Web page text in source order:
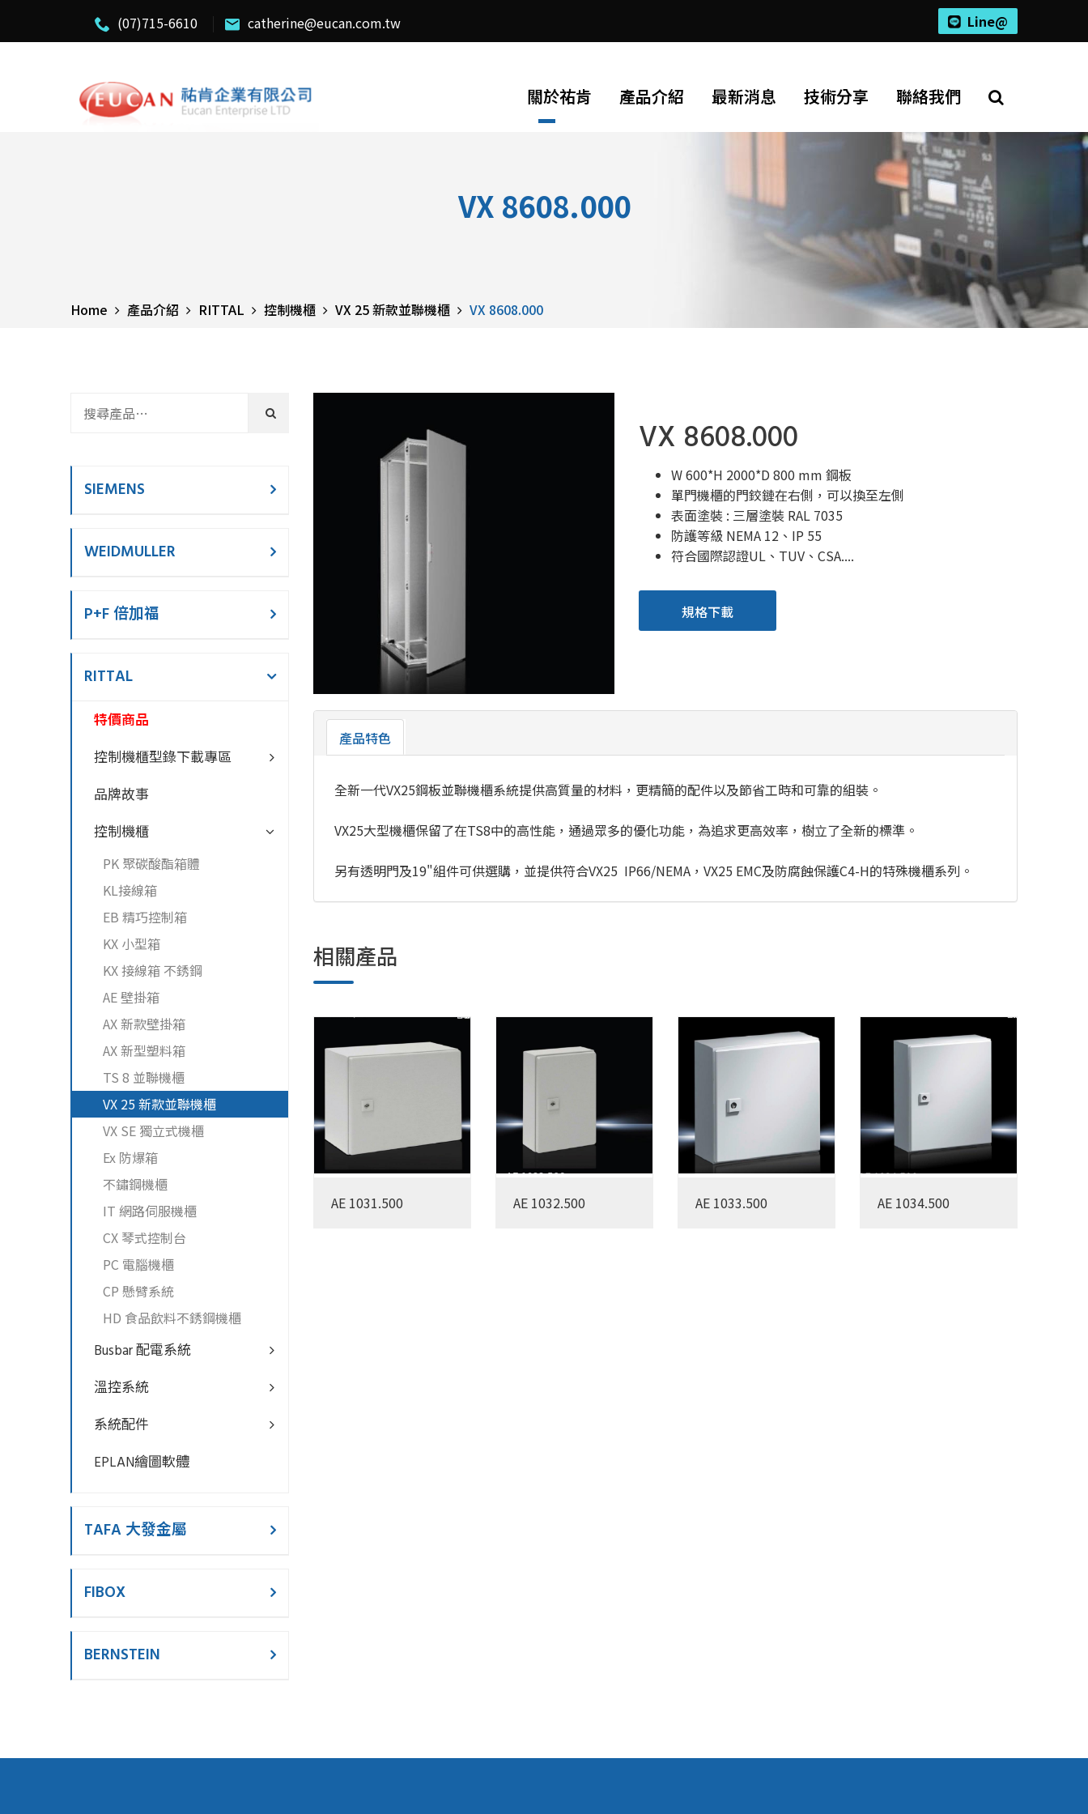
(07)715-6610 catherine@eucan.com.tw Line@
關於祐肯 產品介紹 最新消息 技術分享 聯絡我們
VX 8608.000
Home 產品介紹 RITTAL 控制機櫃 VX 25 新款並聯機櫃 VX 8608.000
VX 8608.000
W 600*H 2000*D 800 mm 鋼板
單門機櫃的門鉸鏈在右側，可以換至左側
表面塗裝 : 三層塗裝 RAL 7035
防護等級 NEMA 12、IP 55
符合國際認證UL、TUV、CSA....
規格下載
產品特色
全新一代VX25鋼板並聯機櫃系統提供高質量的材料，更精簡的配件以及節省工時和可靠的組裝。
VX25大型機櫃保留了在TS8中的高性能，通過眾多的優化功能，為追求更高效率，樹立了全新的標準。
另有透明門及19"組件可供選購，並提供符合VX25 IP66/NEMA，VX25 EMC及防腐蝕保護C4-H的特殊機櫃系列。
相關產品
AE 1031.500 AE 1032.500 AE 1033.500 AE 1034.500
SIEMENS
WEIDMULLER
P+F 倍加福
RITTAL
特價商品
控制機櫃型錄下載專區
品牌故事
控制機櫃
PK 聚碳酸酯箱體
KL接線箱
EB 精巧控制箱
KX 小型箱
KX 接線箱 不銹鋼
AE 壁掛箱
AX 新款壁掛箱
AX 新型塑料箱
TS 8 並聯機櫃
VX 25 新款並聯機櫃
VX SE 獨立式機櫃
Ex 防爆箱
不鏽鋼機櫃
IT 網路伺服機櫃
CX 琴式控制台
PC 電腦機櫃
CP 懸臂系統
HD 食品飲料不銹鋼機櫃
Busbar 配電系統
溫控系統
系統配件
EPLAN繪圖軟體
TAFA 大發金屬
FIBOX
BERNSTEIN